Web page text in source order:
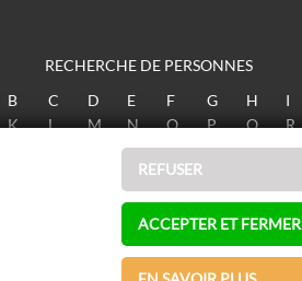
RECHERCHE DE PERSONNES
B
C D E F G H
I
K
L M N O P Q
R
W X Y
Z
REFUSER
ACCEPTER ET FERMER